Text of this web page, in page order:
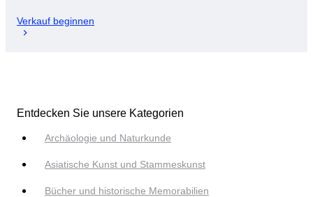
Verkauf beginnen
Entdecken Sie unsere Kategorien
Archäologie und Naturkunde
Asiatische Kunst und Stammeskunst
Bücher und historische Memorabilien